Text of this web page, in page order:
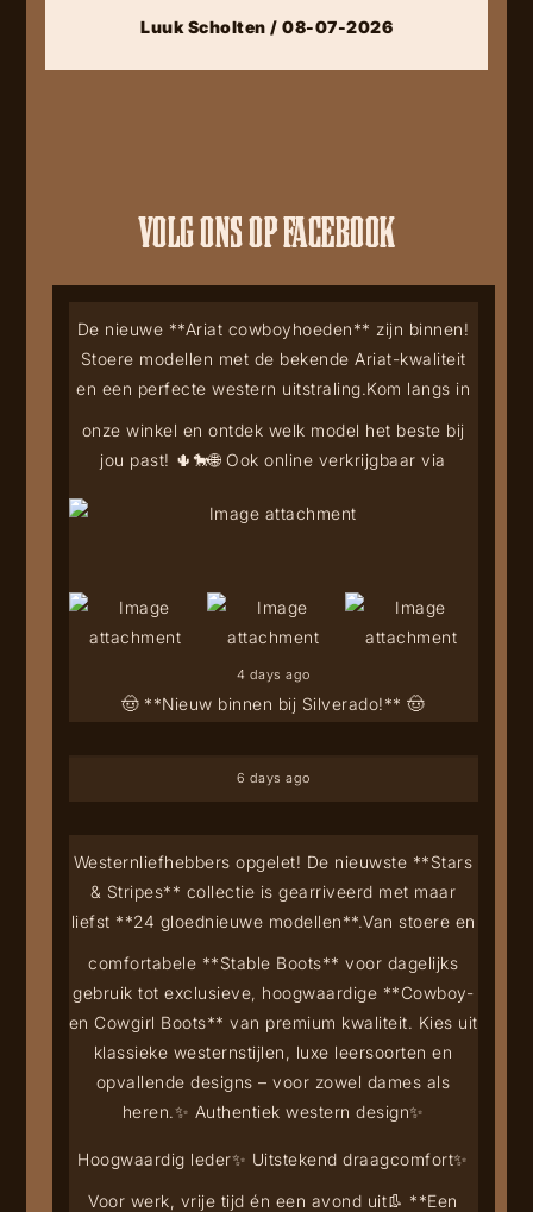
Luuk Scholten / 08-07-2026
VOLG ONS OP FACEBOOK
🤠 **Nieuw binnen bij Silverado!** 🤠
De nieuwe **Ariat cowboyhoeden** zijn binnen!
Stoere modellen met de bekende Ariat-kwaliteit
en een perfecte western uitstraling.Kom langs in
onze winkel en ontdek welk model het beste bij
jou past! 🌵🐎🌐 Ook online verkrijgbaar via
4 days ago
6 days ago
Westernliefhebbers opgelet! De nieuwste **Stars
& Stripes** collectie is gearriveerd met maar
liefst **24 gloednieuwe modellen**.Van stoere en
comfortabele **Stable Boots** voor dagelijks
gebruik tot exclusieve, hoogwaardige **Cowboy-
en Cowgirl Boots** van premium kwaliteit. Kies uit
klassieke westernstijlen, luxe leersoorten en
opvallende designs – voor zowel dames als
heren.✨ Authentiek western design✨
Hoogwaardig leder✨ Uitstekend draagcomfort✨
Voor werk, vrije tijd én een avond uit👢 **Een